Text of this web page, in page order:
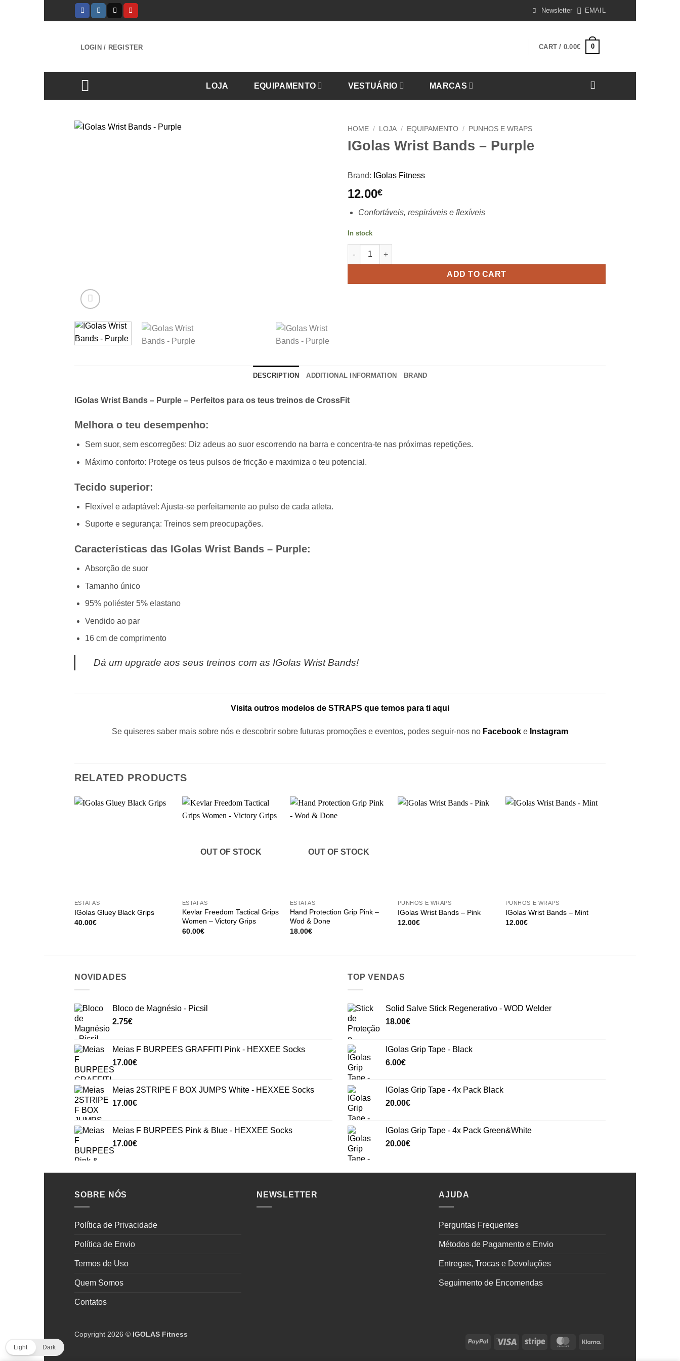
Newsletter EMAIL
LOGIN / REGISTER CART / 0.00€ 0
LOJA EQUIPAMENTO VESTUÁRIO MARCAS
HOME / LOJA / EQUIPAMENTO / PUNHOS E WRAPS
IGolas Wrist Bands – Purple
Brand: IGolas Fitness
12.00€
Confortáveis, respiráveis ​​e flexíveis
In stock
IGolas Wrist Bands - Purple quantity
ADD TO CART
DESCRIPTION ADDITIONAL INFORMATION BRAND
IGolas Wrist Bands – Purple – Perfeitos para os teus treinos de CrossFit
Melhora o teu desempenho:
Sem suor, sem escorregões: Diz adeus ao suor escorrendo na barra e concentra-te nas próximas repetições.
Máximo conforto: Protege os teus pulsos de fricção e maximiza o teu potencial.
Tecido superior:
Flexível e adaptável: Ajusta-se perfeitamente ao pulso de cada atleta.
Suporte e segurança: Treinos sem preocupações.
Características das IGolas Wrist Bands – Purple:
Absorção de suor
Tamanho único
95% poliéster 5% elastano
Vendido ao par
16 cm de comprimento
Dá um upgrade aos seus treinos com as IGolas Wrist Bands!
Visita outros modelos de STRAPS que temos para ti aqui
Se quiseres saber mais sobre nós e descobrir sobre futuras promoções e eventos, podes seguir-nos no Facebook e Instagram
RELATED PRODUCTS
ESTAFAS
IGolas Gluey Black Grips
40.00€
OUT OF STOCK
ESTAFAS
Kevlar Freedom Tactical Grips
Women – Victory Grips
60.00€
OUT OF STOCK
ESTAFAS
Hand Protection Grip Pink –
Wod & Done
18.00€
PUNHOS E WRAPS
IGolas Wrist Bands – Pink
12.00€
PUNHOS E WRAPS
IGolas Wrist Bands – Mint
12.00€
NOVIDADES
Bloco de Magnésio - Picsil
2.75€
Meias F BURPEES GRAFFITI Pink - HEXXEE Socks
17.00€
Meias 2STRIPE F BOX JUMPS White - HEXXEE Socks
17.00€
Meias F BURPEES Pink & Blue - HEXXEE Socks
17.00€
TOP VENDAS
Solid Salve Stick Regenerativo - WOD Welder
18.00€
IGolas Grip Tape - Black
6.00€
IGolas Grip Tape - 4x Pack Black
20.00€
IGolas Grip Tape - 4x Pack Green&White
20.00€
SOBRE NÓS
Política de Privacidade
Política de Envio
Termos de Uso
Quem Somos
Contatos
NEWSLETTER AJUDA
Perguntas Frequentes
Métodos de Pagamento e Envio
Entregas, Trocas e Devoluções
Seguimento de Encomendas
PayPal Visa Stripe MasterCard
Copyright 2026 © IGOLAS Fitness
Light Dark